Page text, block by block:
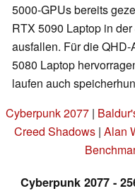
5000-GPUs bereits
RTX 5090 Laptop in
ausfallen. Für die
5080 Laptop
laufen auch
Cyberpunk 2077|
Creed Shadows | Alan
Cyberpunk 2077 -